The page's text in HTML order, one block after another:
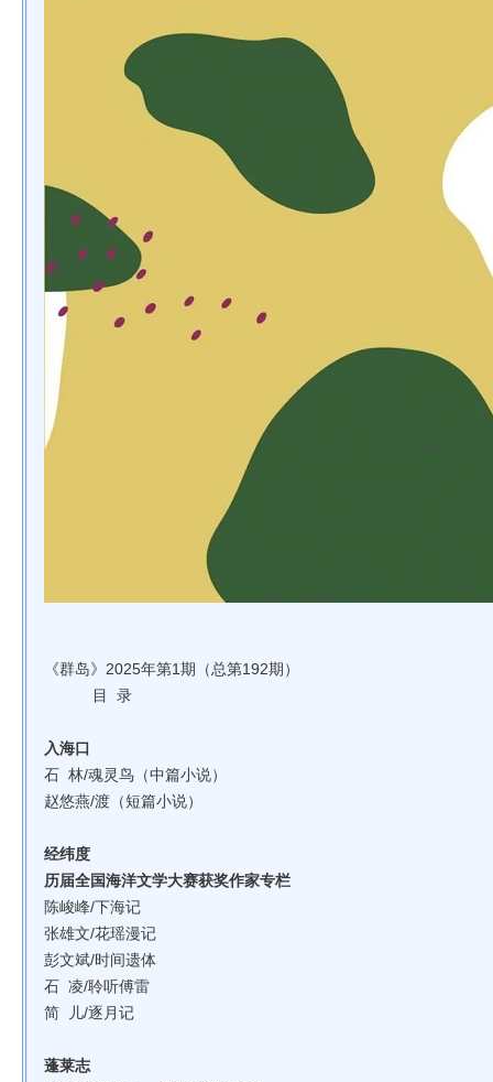
《群岛》2025年第1期（总第192期）
目 录
入海口
石 林/魂灵鸟（中篇小说）
赵悠燕/渡（短篇小说）
经纬度
历届全国海洋文学大赛获奖作家专栏
陈峻峰/下海记
张雄文/花瑶漫记
彭文斌/时间遗体
石 凌/聆听傅雷
简 儿/逐月记
蓬莱志